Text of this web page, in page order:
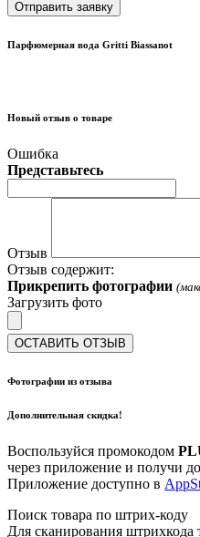
Отправить заявку
Парфюмерная вода Gritti Biassanot
Новый отзыв о товаре
Ошибка
Представьтесь
Отзыв
Отзыв содержит:
Прикрепить фотографии
Загрузить фото
ОСТАВИТЬ ОТЗЫВ
Фотографии из отзыва
Дополнительная скидка!
Воспользуйся промокодом
через приложение и получи
Приложение доступно в
Поиск товара по штрих-коду
Для сканирования штрихкода